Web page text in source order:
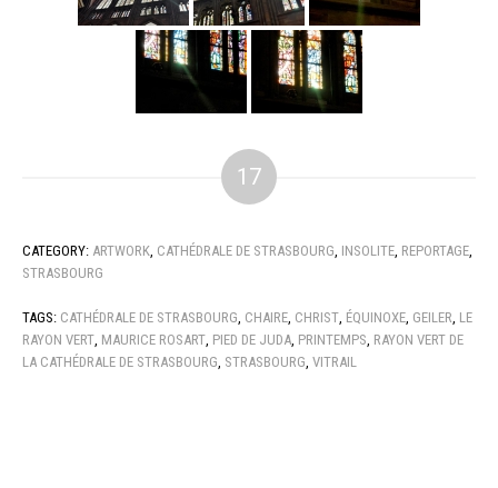
17
CATEGORY: ARTWORK CATHÉDRALE DE STRASBOURG INSOLITE REPORTAGE
STRASBOURG
TAGS: CATHÉDRALE DE STRASBOURG CHAIRE CHRIST ÉQUINOXE GEILER LE
RAYON VERT MAURICE ROSART PIED DE JUDA PRINTEMPS RAYON VERT DE
LA CATHÉDRALE DE STRASBOURG STRASBOURG VITRAIL